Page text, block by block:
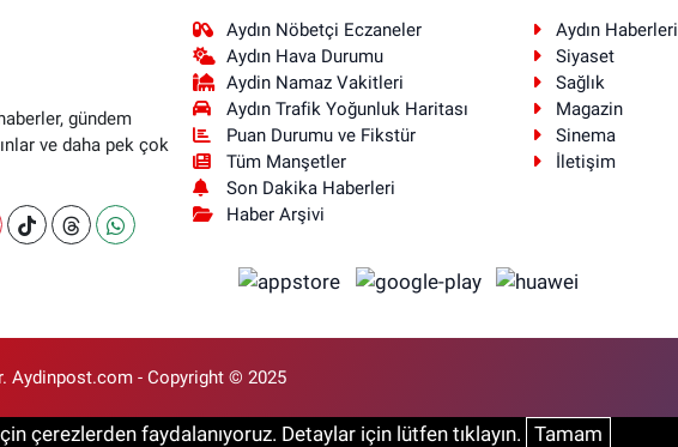
gündem
ve daha pek çok
Aydın Nöbetçi Eczaneler
Aydın Hava Durumu
Aydin Namaz Vakitleri
Aydın Trafik Yoğunluk Haritası
Puan Durumu ve Fikstür
Tüm Manşetler
Son Dakika Haberleri
Haber Arşivi
Aydın Haberleri
Siyaset
Sağlık
Magazin
Sinema
İletişim
Aydinpost.com - Copyright © 2025
çerezlerden faydalanıyoruz. Detaylar için lütfen tıklayın. Tamam